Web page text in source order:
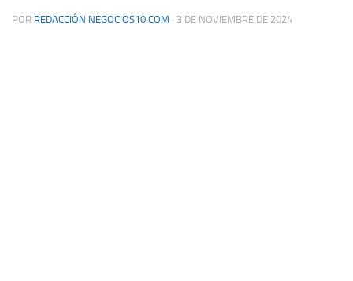
POR REDACCIÓN NEGOCIOS10.COM · 3 DE NOVIEMBRE DE 2024